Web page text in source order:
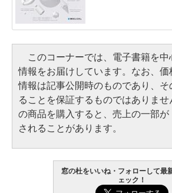
このコーナーでは、電子書籍を中
情報をお届けしています。なお、
情報は記事公開時のものであり、そ
ることを保証するものではありませ
の商品を購入すると、売上の一部が
されることがあります。
窓の杜をいいね・フォローして最
ェック！